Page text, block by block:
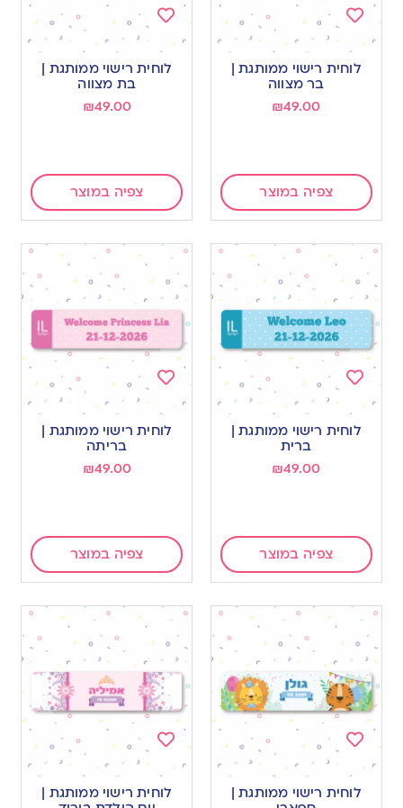
Add
to
wishlist
לוחית רישוי ממותגת |
בר מצווה
₪49.00
צפיה במוצר
Add
to
wishlist
לוחית רישוי ממותגת |
בת מצווה
₪49.00
צפיה במוצר
Add
toלוחית רישוי ממותגת |
ברית
₪49.00
צפיה במוצר
Add
toלוחית רישוי ממותגת |
בריתה
₪49.00
צפיה במוצר
Add
to
wishlist
לוחית רישוי ממותגת |
Add
to
wishlist
לוחית רישוי ממותגת |